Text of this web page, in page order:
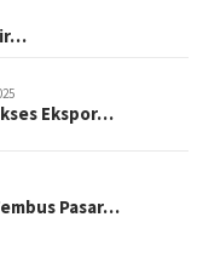
Ekspor…
Pasar…